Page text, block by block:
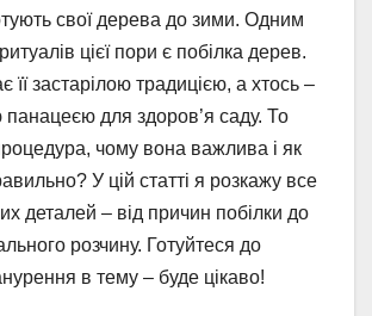
свої дерева до зими. Одним
цієї пори є побілка дерев.
її застарілою традицією, а хтось –
для здоров’я саду. То
чому вона важлива і як
У цій статті я розкажу все
деталей – від причин побілки до
розчину. Готуйтеся до
в тему – буде цікаво!